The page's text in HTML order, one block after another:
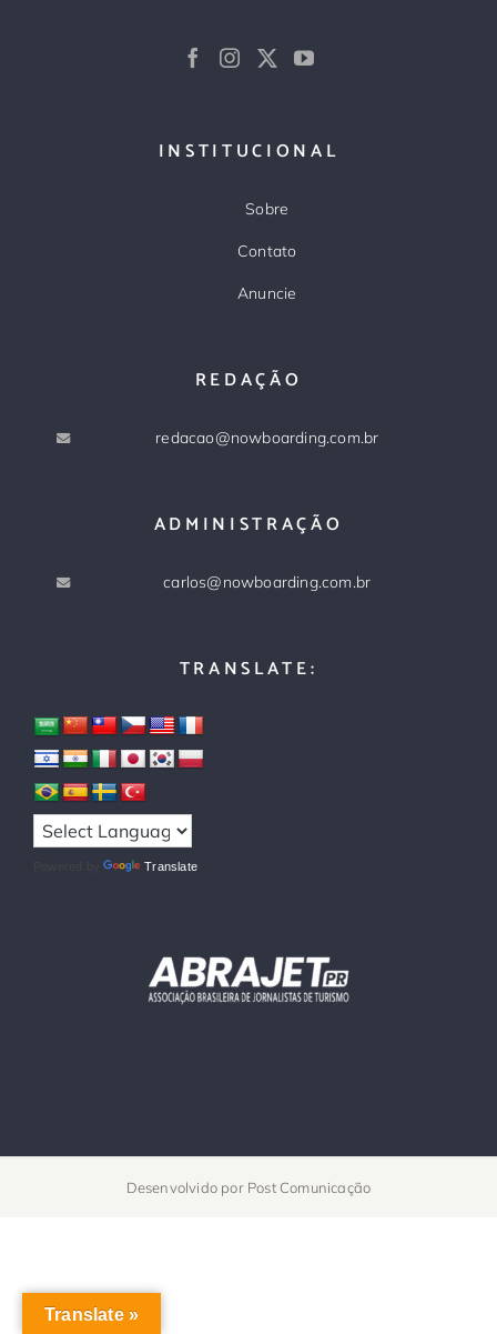
INSTITUCIONAL
Sobre
Contato
Anuncie
REDAÇÃO
redacao@nowboarding.com.br
ADMINISTRAÇÃO
carlos@nowboarding.com.br
TRANSLATE:
Powered by Translate
Desenvolvido por Post Comunicação
Translate »